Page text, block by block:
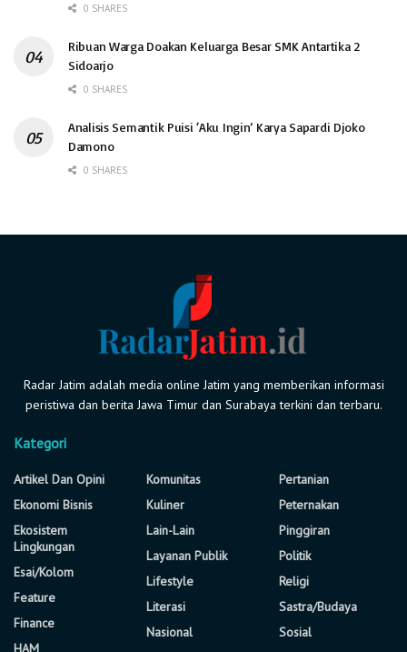
0 SHARES
Ribuan Warga Doakan Keluarga Besar SMK Antartika 2
Sidoarjo
0 SHARES
Analisis Semantik Puisi ‘Aku Ingin’ Karya Sapardi Djoko
Damono
0 SHARES
Radar Jatim adalah media online Jatim yang memberikan informasi
peristiwa dan berita Jawa Timur dan Surabaya terkini dan terbaru.
Kategori
Artikel Dan Opini
Ekonomi Bisnis
Ekosistem
Lingkungan
Esai/Kolom
Feature
Finance
HAM
Komunitas
Kuliner
Lain-Lain
Layanan Publik
Lifestyle
Literasi
Nasional
Pertanian
Peternakan
Pinggiran
Politik
Religi
Sastra/Budaya
Sosial